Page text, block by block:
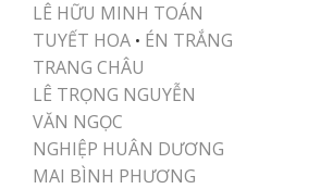
LÊ HỮU MINH TOÁN
TUYẾT HOA • ÉN TRẮNG
TRANG CHÂU
LÊ TRỌNG NGUYỄN
VĂN NGỌC
NGHIỆP HUÂN DƯƠNG
MAI BÌNH PHƯƠNG